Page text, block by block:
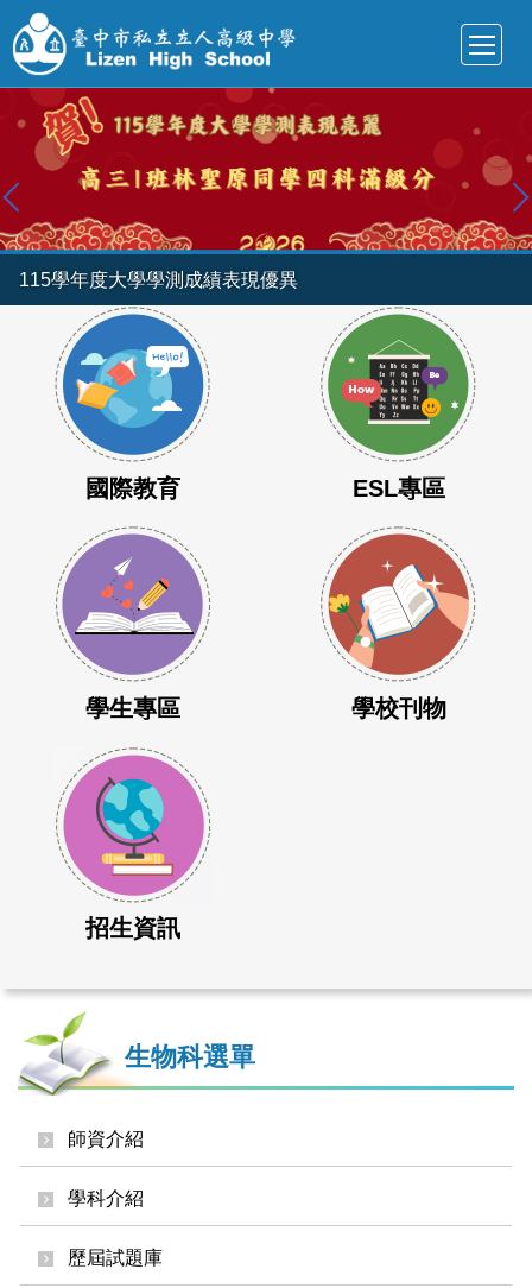
到
主
內
區
115學年度大學學測成績表現優異
國際教育 ESL專區
學生專區 學校刊物
招生資訊
生物科選單
師資介紹
學科介紹
歷屆試題庫